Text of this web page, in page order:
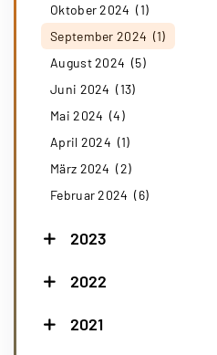
Oktober 2024 (1)
September 2024 (1)
August 2024 (5)
Juni 2024 (13)
Mai 2024 (4)
April 2024 (1)
März 2024 (2)
Februar 2024 (6)
2023
2022
2021